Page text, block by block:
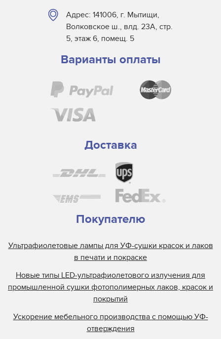
Адрес: 141006, г. Мытищи,
Волковское ш., влд. 23А, стр.
5, этаж 6, помещ. 5
Варианты оплаты
Доставка
Покупателю
Ультрафиолетовые лампы для УФ-сушки красок и лаков
в печати и покраске
Новые типы LED-ультрафиолетового излучения для
промышленной сушки фотополимерных лаков, красок и
покрытий
Ускорение мебельного производства с помощью УФ-
отверждения